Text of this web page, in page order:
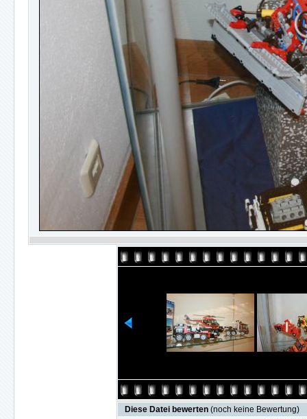
Diese Datei bewerten (noch keine Bewertung)